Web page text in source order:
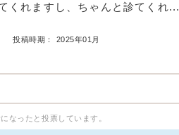
くれますし、ちゃんと診てくれ...
投稿時期： 2025年01月
なったと投票しています。